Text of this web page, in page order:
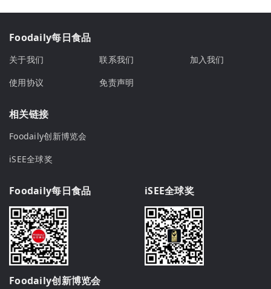
Foodaily每日食品
关于我们 联系我们
加入我们
使用协议
免责声明
相关链接
Foodaily创新博览会
iSEE全球奖
Foodaily每日食品 iSEE全球奖
Foodaily创新博览会